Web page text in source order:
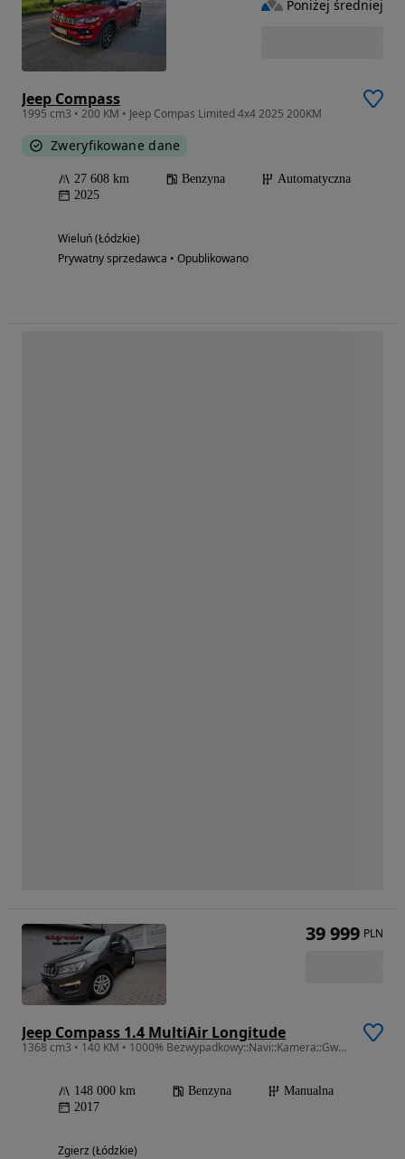
Jeep Compass
1995 cm3 • 200 KM • Jeep Compas Limited 4x4 2025 200KM
Zweryfikowane dane
27 608 km Benzyna
Automatyczna
2025
Wieluń (Łódzkie)
Prywatny sprzedawca • Opublikowano
Poniżej średniej
Jeep Compass 1.4 MultiAir Longitude
1368 cm3 • 140 KM • 1000% Bezwypadkowy::Navi::Kamera::Gwarancja
148 000 km Benzyna
Manualna
2017
Zgierz (Łódzkie)
39 999 PLN